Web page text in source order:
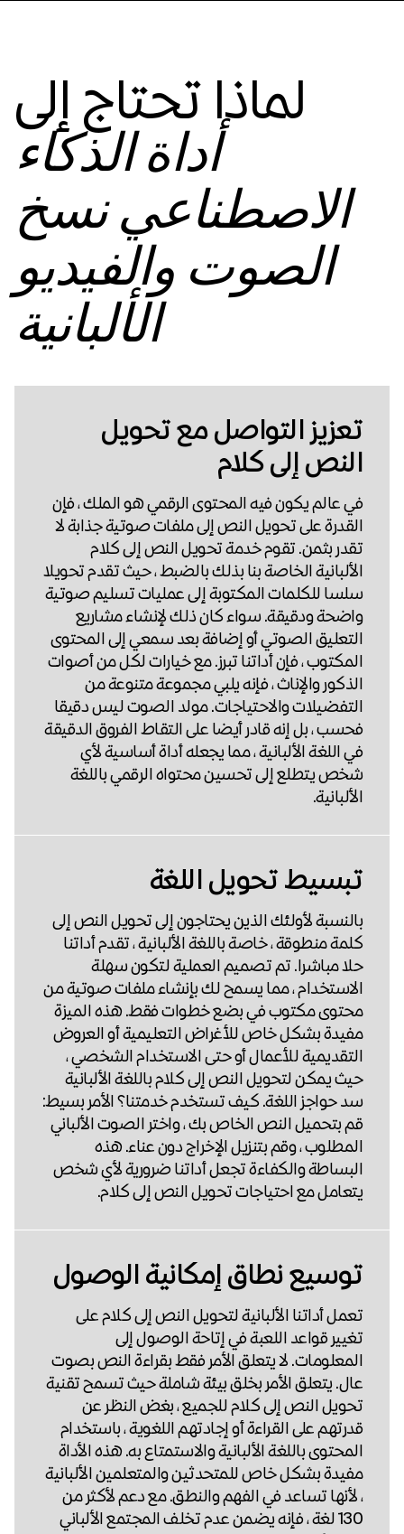
لماذا تحتاج إلى
أداة الذكاء
الاصطناعي نسخ
الصوت والفيديو
الألبانية
تعزيز التواصل مع تحويل
النص إلى كلام
في عالم يكون فيه المحتوى الرقمي هو الملك ، فإن
القدرة على تحويل النص إلى ملفات صوتية جذابة لا
تقدر بثمن. تقوم خدمة تحويل النص إلى كلام
الألبانية الخاصة بنا بذلك بالضبط ، حيث تقدم تحويلا
سلسا للكلمات المكتوبة إلى عمليات تسليم صوتية
واضحة ودقيقة. سواء كان ذلك لإنشاء مشاريع
التعليق الصوتي أو إضافة بعد سمعي إلى المحتوى
المكتوب ، فإن أداتنا تبرز. مع خيارات لكل من أصوات
الذكور والإناث ، فإنه يلبي مجموعة متنوعة من
التفضيلات والاحتياجات. مولد الصوت ليس دقيقا
فحسب ، بل إنه قادر أيضا على التقاط الفروق الدقيقة
في اللغة الألبانية ، مما يجعله أداة أساسية لأي
شخص يتطلع إلى تحسين محتواه الرقمي باللغة
الألبانية.
تبسيط تحويل اللغة
بالنسبة لأولئك الذين يحتاجون إلى تحويل النص إلى
كلمة منطوقة ، خاصة باللغة الألبانية ، تقدم أداتنا
حلا مباشرا. تم تصميم العملية لتكون سهلة
الاستخدام ، مما يسمح لك بإنشاء ملفات صوتية من
محتوى مكتوب في بضع خطوات فقط. هذه الميزة
مفيدة بشكل خاص للأغراض التعليمية أو العروض
التقديمية للأعمال أو حتى الاستخدام الشخصي ،
حيث يمكن لتحويل النص إلى كلام باللغة الألبانية
سد حواجز اللغة. كيف تستخدم خدمتنا؟ الأمر بسيط:
قم بتحميل النص الخاص بك ، واختر الصوت الألباني
المطلوب ، وقم بتنزيل الإخراج دون عناء. هذه
البساطة والكفاءة تجعل أداتنا ضرورية لأي شخص
يتعامل مع احتياجات تحويل النص إلى كلام.
توسيع نطاق إمكانية الوصول
تعمل أداتنا الألبانية لتحويل النص إلى كلام على
تغيير قواعد اللعبة في إتاحة الوصول إلى
المعلومات. لا يتعلق الأمر فقط بقراءة النص بصوت
عال. يتعلق الأمر بخلق بيئة شاملة حيث تسمح تقنية
تحويل النص إلى كلام للجميع ، بغض النظر عن
قدرتهم على القراءة أو إجادتهم اللغوية ، باستخدام
المحتوى باللغة الألبانية والاستمتاع به. هذه الأداة
مفيدة بشكل خاص للمتحدثين والمتعلمين الألبانية
، لأنها تساعد في الفهم والنطق. مع دعم لأكثر من
130 لغة ، فإنه يضمن عدم تخلف المجتمع الألباني